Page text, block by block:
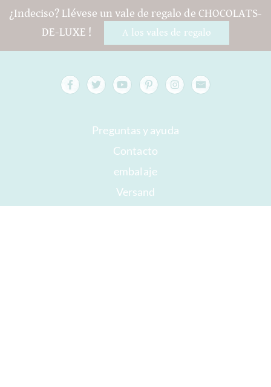
¿Indeciso? Llévese un vale de regalo de CHOCOLATS-
DE-LUXE !
A los vales de regalo
Preguntas y ayuda
Contacto
embalaje
Versand